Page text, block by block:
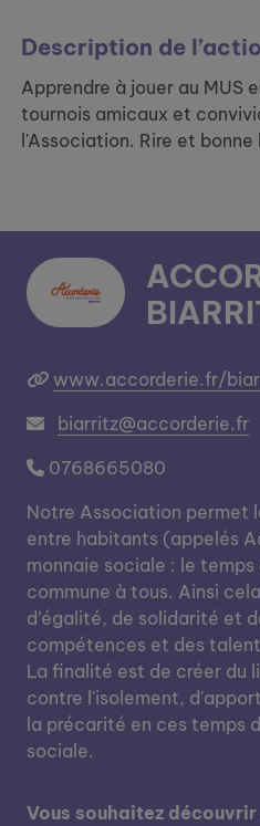
Description de
Apprendre à jouer au MUS
tournois amicaux et
l'Association. Rire et bonne
www.accorderie.fr/
biarritz@accorderie.fr
0768665080
Notre Association permet
entre habitants (appelés
monnaie sociale : le
commune à tous. Ainsi
d’égalité, de solidarité et
compétences et des
La finalité est de créer du
contre l'isolement,
la précarité en ces temps
sociale.
Vous souhaitez